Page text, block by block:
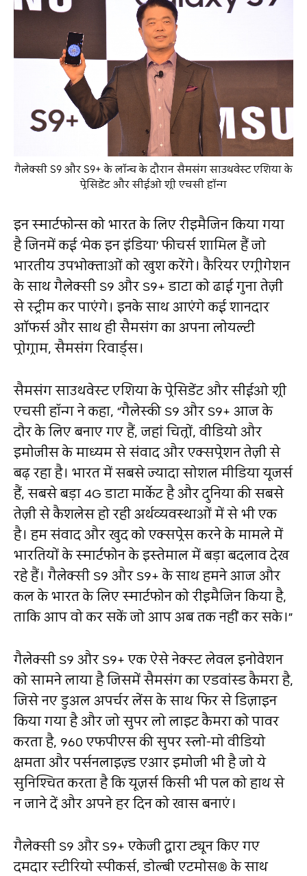
गैलेक्सी S9 और S9+ के लॉन्च के दौरान सैमसंग साउथवेस्ट एशिया के
प्रेसिडेंट और सीईओ श्री एचसी हॉन्ग
इन स्मार्टफोन्स को भारत के लिए रीइमैजिन किया गया
है जिनमें कई ‘मेक इन इंडिया’ फीचर्स शामिल हैं जो
भारतीय उपभोक्ताओं को खुश करेंगे। कैरियर एग्रीगेशन
के साथ गैलेक्सी S9 और S9+ डाटा को ढाई गुना तेज़ी
से स्ट्रीम कर पाएंगे। इनके साथ आएंगे कई शानदार
ऑफर्स और साथ ही सैमसंग का अपना लोयल्टी
प्रोग्राम, सैमसंग रिवार्ड्स।
सैमसंग साउथवेस्ट एशिया के प्रेसिडेंट और सीईओ श्री
एचसी हॉन्ग ने कहा, “गैलेस्की S9 और S9+ आज के
दौर के लिए बनाए गए हैं, जहां चित्रों, वीडियो और
इमोजीस के माध्यम से संवाद और एक्सप्रेशन तेज़ी से
बढ़ रहा है। भारत में सबसे ज्यादा सोशल मीडिया यूजर्स
हैं, सबसे बड़ा 4G डाटा मार्केट है और दुनिया की सबसे
तेज़ी से कैशलेस हो रही अर्थव्यवस्थाओं में से भी एक
है। हम संवाद और खुद को एक्सप्रेस करने के मामले में
भारतियों के स्मार्टफोन के इस्तेमाल में बड़ा बदलाव देख
रहे हैं। गैलेक्सी S9 और S9+ के साथ हमने आज और
कल के भारत के लिए स्मार्टफोन को रीइमैजिन किया है,
ताकि आप वो कर सकें जो आप अब तक नहीं कर सके।”
गैलेक्‍सी S9 और S9+ एक ऐसे नेक्स्ट लेवल इनोवेशन
को सामने लाया है जिसमें सैमसंग का एडवांस्ड कैमरा है,
जिसे नए डुअल अपर्चर लेंस के साथ फिर से डिज़ाइन
किया गया है और जो सुपर लो लाइट कैमरा को पावर
करता है, 960 एफपीएस की सुपर स्‍लो-मो वीडियो
क्षमता और पर्सनलाइज़्ड एआर इमोजी भी है जो ये
सुनिश्चित करता है कि यूज़र्स किसी भी पल को हाथ से
न जाने दें और अपने हर दिन को खास बनाएं।
गैलेक्सी S9 और S9+ एकेजी द्वारा ट्यून किए गए
दमदार स्‍टीरियो स्‍पीकर्स, डोल्‍बी एटमोस® के साथ